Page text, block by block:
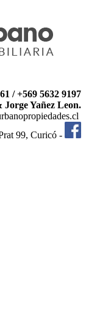
/ +569 5632 9197
Jorge Yañez Leon.
99, Curicó -